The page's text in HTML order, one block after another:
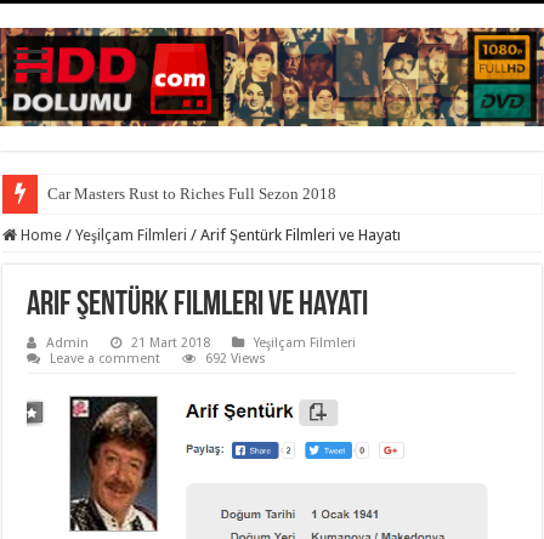
Car Masters Rust to Riches Full Sezon 2018
Home / Yeşilçam Filmleri / Arif Şentürk Filmleri ve Hayatı
Arif Şentürk Filmleri ve Hayatı
Admin 21 Mart 2018
Yeşilçam Filmleri
Leave a comment
692 Views